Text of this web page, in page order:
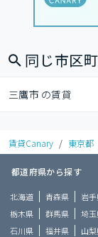
同じ市区
三鷹市 の賃貸
賃貸Canary / 東京都
都道府県から探す
北海道 青森県 岩
栃木県
群馬県 埼
石川県
福井県 山